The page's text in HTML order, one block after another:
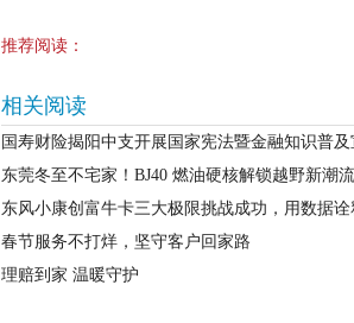
推荐阅读：
相关阅读
国寿财险揭阳中支开展国家宪法暨金融知识普
东莞冬至不宅家！BJ40 燃油硬核解锁越野新潮流
东风小康创富牛卡三大极限挑战成功，用数据
春节服务不打烊，坚守客户回家路
理赔到家 温暖守护